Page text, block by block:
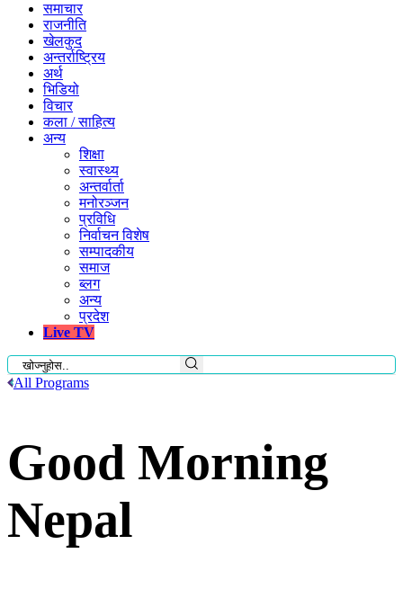
समाचार
राजनीति
खेलकुद
अन्तर्राष्ट्रिय
अर्थ
भिडियो
विचार
कला / साहित्य
अन्य
शिक्षा
स्वास्थ्य
अन्तर्वार्ता
मनोरञ्जन
प्रविधि
निर्वाचन विशेष
सम्पादकीय
समाज
ब्लग
अन्य
प्रदेश
Live TV
All Programs
Good Morning
Nepal